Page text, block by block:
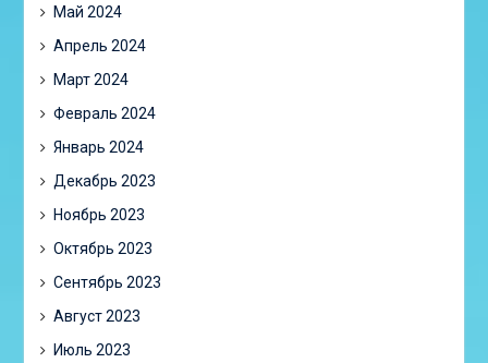
Май 2024
Апрель 2024
Март 2024
Февраль 2024
Январь 2024
Декабрь 2023
Ноябрь 2023
Октябрь 2023
Сентябрь 2023
Август 2023
Июль 2023